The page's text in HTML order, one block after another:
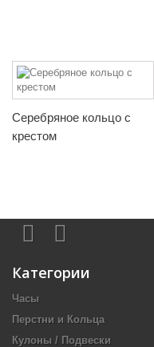
Серебряное кольцо с
крестом
Категории
Часы
Перстни и Кольца
Кулоны / Подвески